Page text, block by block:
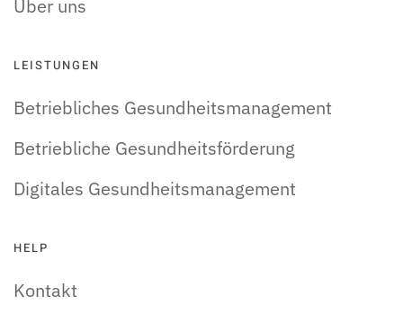
Über uns
LEISTUNGEN
Betriebliches Gesundheitsmanagement
Betriebliche Gesundheitsförderung
Digitales Gesundheitsmanagement
HELP
Kontakt